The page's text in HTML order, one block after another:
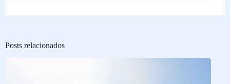
Posts relacionados